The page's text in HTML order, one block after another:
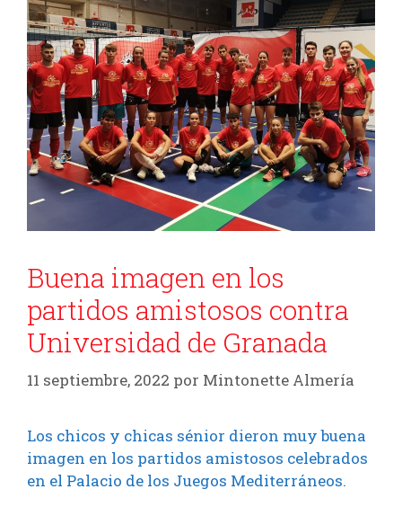
Buena imagen en los
partidos amistosos contra
Universidad de Granada
11 septiembre, 2022 por Mintonette Almería
Los chicos y chicas sénior dieron muy buena
imagen en los partidos amistosos celebrados
en el Palacio de los Juegos Mediterráneos.